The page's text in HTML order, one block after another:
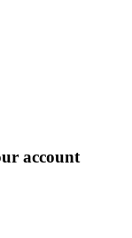
account